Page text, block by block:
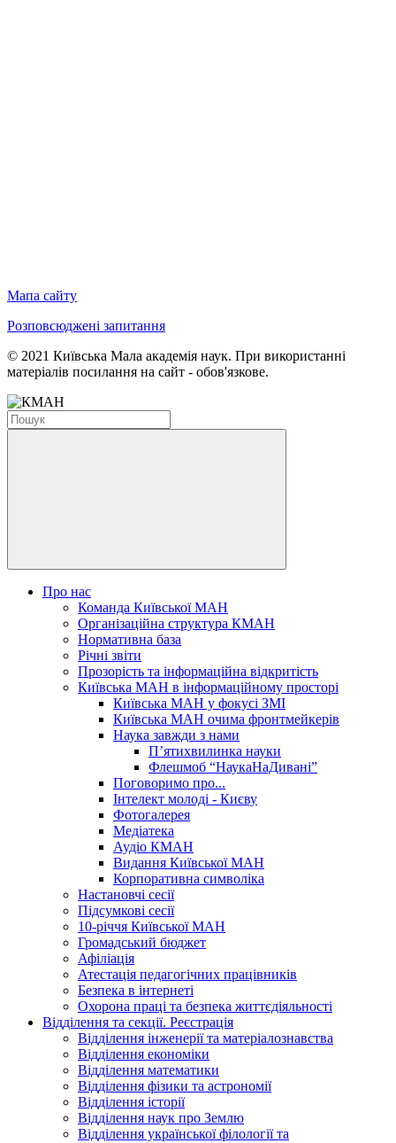
Мапа сайту
Розповсюджені запитання
© 2021 Київська Мала академія наук. При використанні
матеріалів посилання на сайт - обов'язкове.
Про нас
Команда Київської МАН
Організаційна структура КМАН
Нормативна база
Річні звіти
Прозорість та інформаційна відкритість
Київська МАН в інформаційному просторі
Київська МАН у фокусі ЗМІ
Київська МАН очима фронтмейкерів
Наука завжди з нами
П’ятихвилинка науки
Флешмоб “НаукаНаДивані”
Поговоримо про...
Інтелект молоді - Києву
Фотогалерея
Медіатека
Аудіо КМАН
Видання Київської МАН
Корпоративна символіка
Настановчі сесії
Підсумкові сесії
10-річчя Київської МАН
Громадський бюджет
Афіліація
Атестація педагогічних працівників
Безпека в інтернеті
Охорона праці та безпека життєдіяльності
Відділення та секції. Реєстрація
Відділення інженерії та матеріалознавства
Відділення економіки
Відділення математики
Відділення фізики та астрономії
Відділення історії
Відділення наук про Землю
Відділення української філології та